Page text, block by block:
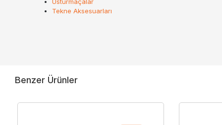
Tekne Aksesuarları
Benzer Ürünler